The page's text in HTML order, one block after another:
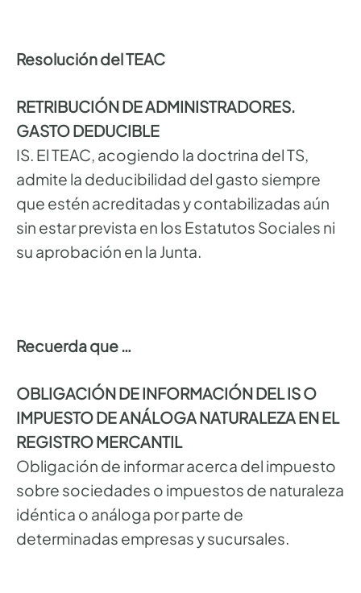
Resolución del TEAC
RETRIBUCIÓN DE ADMINISTRADORES.
GASTO DEDUCIBLE
IS. El TEAC, acogiendo la doctrina del TS,
admite la deducibilidad del gasto siempre
que estén acreditadas y contabilizadas aún
sin estar prevista en los Estatutos Sociales ni
su aprobación en la Junta.
Recuerda que …
OBLIGACIÓN DE INFORMACIÓN DEL IS O
IMPUESTO DE ANÁLOGA NATURALEZA EN EL
REGISTRO MERCANTIL
Obligación de informar acerca del impuesto
sobre sociedades o impuestos de naturaleza
idéntica o análoga por parte de
determinadas empresas y sucursales.